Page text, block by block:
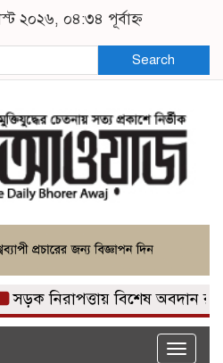
২০২৬, ০৪:৩৪ পূর্বাহ্ন
Search
নিরাপত্তায় বিশেষ অবদান
Toggle